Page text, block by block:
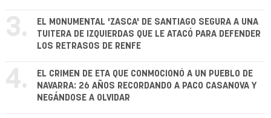
3.
EL MONUMENTAL 'ZASCA' DE SANTIAGO SEGURA A UNA
TUITERA DE IZQUIERDAS QUE LE ATACÓ PARA DEFENDER
LOS RETRASOS DE RENFE
4.
EL CRIMEN DE ETA QUE CONMOCIONÓ A UN PUEBLO DE
NAVARRA: 26 AÑOS RECORDANDO A PACO CASANOVA Y
NEGÁNDOSE A OLVIDAR